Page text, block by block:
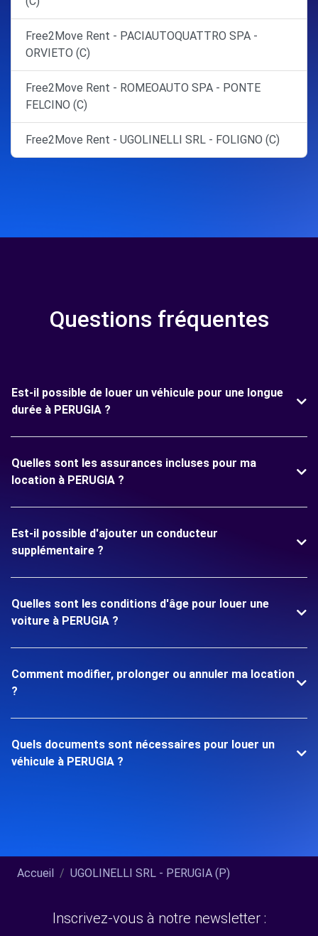
Free2Move Rent - PACIAUTOQUATTRO SPA -
ORVIETO (C)
Free2Move Rent - ROMEOAUTO SPA - PONTE
FELCINO (C)
Free2Move Rent - UGOLINELLI SRL - FOLIGNO (C)
Questions fréquentes
Est-il possible de louer un véhicule pour une longue
durée à PERUGIA ?
Quelles sont les assurances incluses pour ma
location à PERUGIA ?
Est-il possible d'ajouter un conducteur
supplémentaire ?
Quelles sont les conditions d'âge pour louer une
voiture à PERUGIA ?
Comment modifier, prolonger ou annuler ma location
?
Quels documents sont nécessaires pour louer un
véhicule à PERUGIA ?
Accueil UGOLINELLI SRL - PERUGIA (P)
Inscrivez-vous à notre newsletter :